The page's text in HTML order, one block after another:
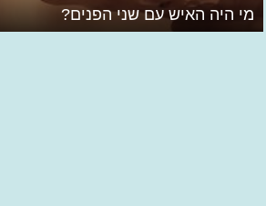
מי היה האיש עם שני הפנים?